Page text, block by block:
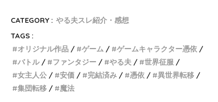
CATEGORY : やる夫スレ紹介・感想
TAGS :
オリジナル作品
ゲーム
ゲームキャラクター憑依
バトル
ファンタジー やる夫
世界征服
女主人公
安価 完結済み 憑依
異世界転移
集団転移
魔法